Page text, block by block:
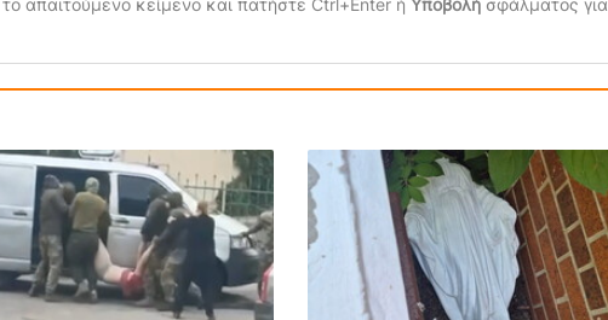
απαιτούμενο κείμενο και πατήστε Ctrl+Enter ή Υποβολήσφάλματος για